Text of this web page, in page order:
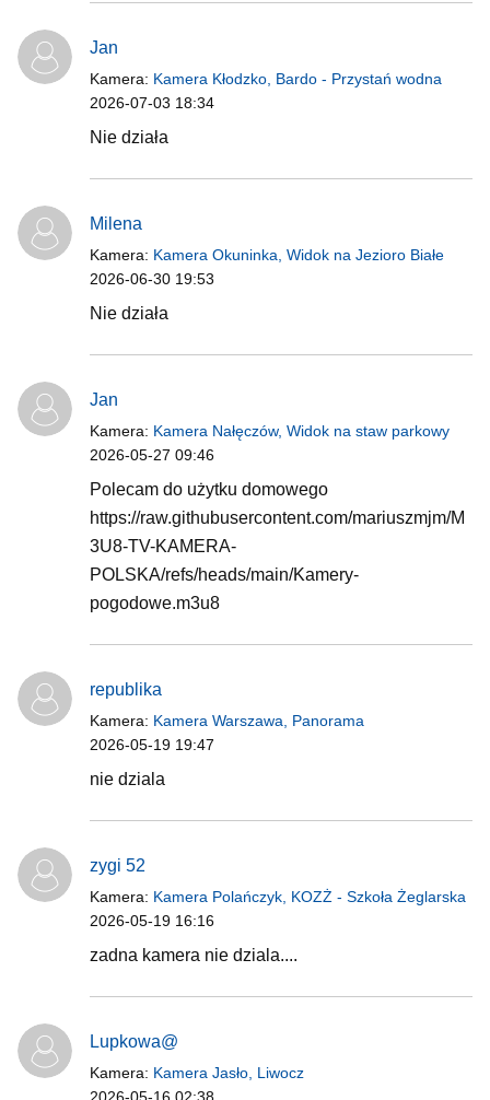
Jan
Kamera: Kamera Kłodzko, Bardo - Przystań wodna
2026-07-03 18:34
Nie działa
Milena
Kamera: Kamera Okuninka, Widok na Jezioro Białe
2026-06-30 19:53
Nie działa
Jan
Kamera: Kamera Nałęczów, Widok na staw parkowy
2026-05-27 09:46
Polecam do użytku domowego
https://raw.githubusercontent.com/mariuszmjm/M
3U8-TV-KAMERA-
POLSKA/refs/heads/main/Kamery-
pogodowe.m3u8
republika
Kamera: Kamera Warszawa, Panorama
2026-05-19 19:47
nie dziala
zygi 52
Kamera: Kamera Polańczyk, KOZŻ - Szkoła Żeglarska
2026-05-19 16:16
zadna kamera nie dziala....
Lupkowa@
Kamera: Kamera Jasło, Liwocz
2026-05-16 02:38